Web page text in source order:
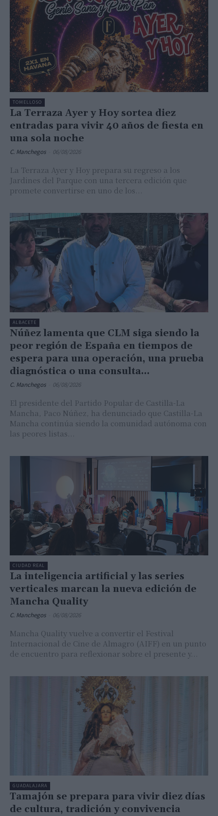
TOMELLOSO
La Terraza Ayer y Hoy sortea diez
entradas para vivir 40 años de fiesta en
una sola noche
C. Manchegos 06/08/2026
La Terraza Ayer y Hoy prepara su regreso a los
Jardines del Parque con una tercera edición que
promete convertirse en uno de los...
ALBACETE
Núñez lamenta que CLM siga siendo la
peor región de España en tiempos de
espera para una operación, una prueba
diagnóstica o una consulta...
C. Manchegos 06/08/2026
El presidente del Partido Popular de Castilla-La
Mancha, Paco Núñez, ha denunciado que Castilla-La
Mancha continúa siendo la comunidad autónoma con
las peores listas...
CIUDAD REAL
La inteligencia artificial y las series
verticales marcan la nueva edición de
Mancha Quality
C. Manchegos 06/08/2026
Mancha Quality vuelve a convertir el Festival
Internacional de Cine de Almagro (AIFF) en un punto
de encuentro para reflexionar sobre el presente y...
GUADALAJARA
Tamajón se prepara para vivir diez días
de cultura, tradición y convivencia